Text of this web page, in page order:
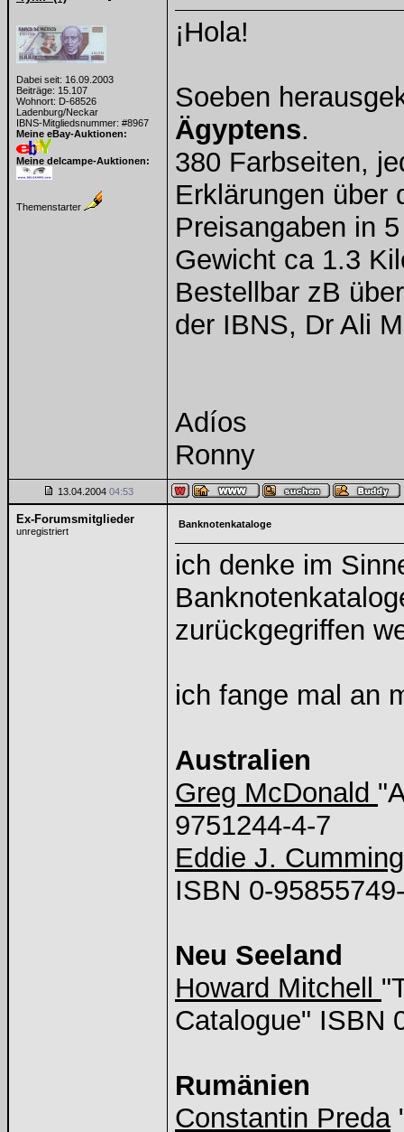
Dabei seit: 16.09.2003
Beiträge: 15.107
Wohnort: D-68526
Ladenburg/Neckar
IBNS-Mitgliedsnummer: #8967
Meine eBay-Auktionen:
Meine delcampe-Auktionen:
Themenstarter
¡Hola!
Soeben
Ägyptens.
380 Farbseiten,
Erklärungen über
Preisangaben in
Gewicht ca 1.3
Bestellbar zB
der IBNS, Dr Ali
Adíos
Ronny
13.04.2004 04:53
Ex-Forumsmitglieder
unregistriert
Banknotenkataloge
ich denke im
zurückgegriffen
ich fange mal an
Australien
Greg McDonald
9751244-4-7
Eddie J.
ISBN 0-
Neu Seeland
Howard Mitchell
Catalogue" ISBN
Rumänien
Constantin Preda